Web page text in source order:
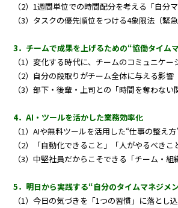
（2）1週間単位での時間配分を考える「自分
（3）タスクの優先順位をつける4象限法（緊
3．チームで成果を上げるための“協働タイム
（1）変化する時代に、チームのコミュニケー
（2）自分の段取りがチーム全体に与える影響
（3）部下・後輩・上司との「時間を奪わない
4．AI・ツールを活かした業務効率化
（1）AIや無料ツールを活用した“仕事の整え
（2）「自動化できること」「人がやるべき
（3）中堅社員だからこそできる「チーム・組
5．明日から実践する“自分のタイムマネジメ
（1）今日の気づきを「1つの習慣」に落とし